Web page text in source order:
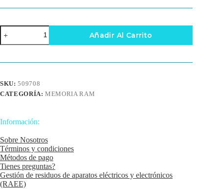
MEMORIA
RAM
DDR5
DATA,
8GB
5600MHZ,
cantidad
Añadir Al Carrito
SKU:509708
CATEGORÍA:MEMORIA RAM
Información:
Sobre Nosotros
Términos y condiciones
Métodos de pago
Tienes preguntas?
Gestión de residuos de aparatos eléctricos y electrónicos
(RAEE)